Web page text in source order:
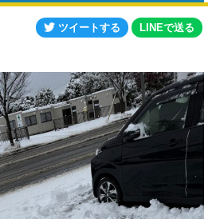
ツイートする LINEで送る